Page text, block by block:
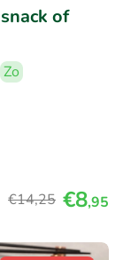
of
Zo
€14,25 €8,95